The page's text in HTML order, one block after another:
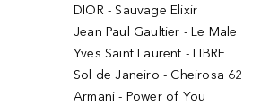
DIOR - Sauvage Elixir
Jean Paul Gaultier - Le Male
Yves Saint Laurent - LIBRE
Sol de Janeiro - Cheirosa 62
Armani - Power of You